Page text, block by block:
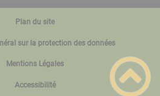
Plan du site
sur la protection des données
Mentions Légales
Accessibilité